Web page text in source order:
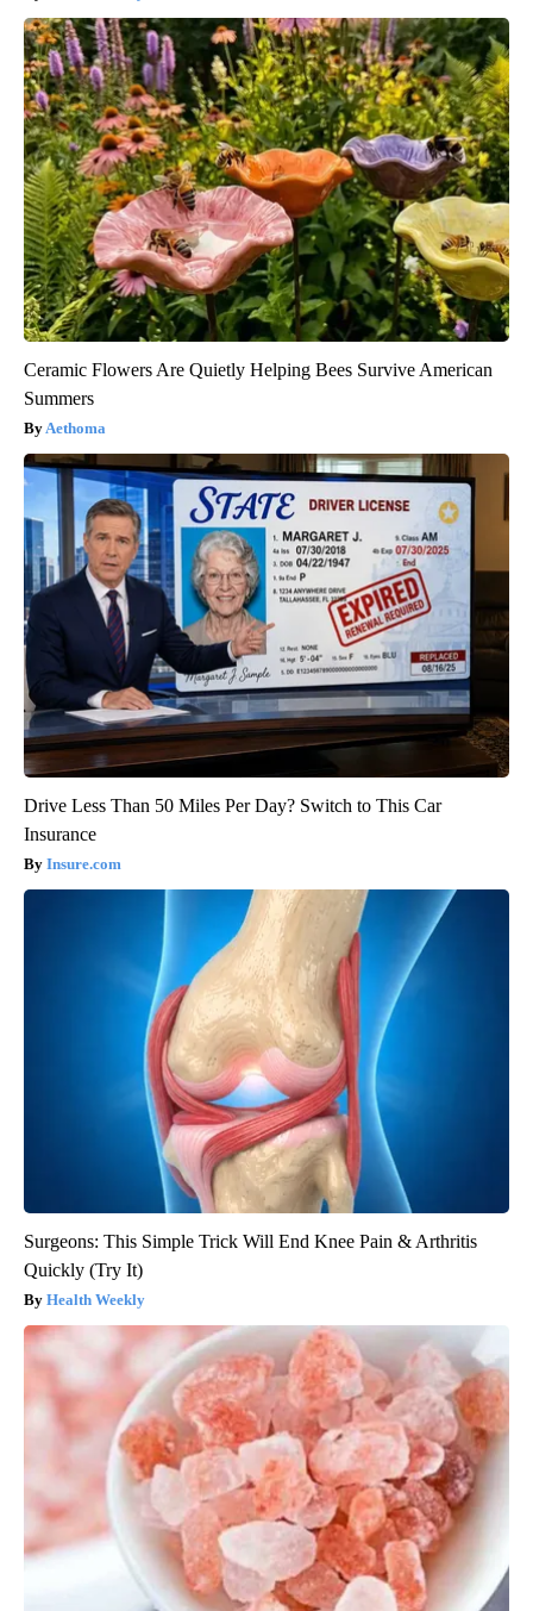
Ceramic Flowers Are Quietly Helping Bees Survive American
Summers
Aethoma
Drive Less Than 50 Miles Per Day? Switch to This Car
Insurance
Insure.com
Surgeons: This Simple Trick Will End Knee Pain & Arthritis
Quickly (Try It)
Health Weekly